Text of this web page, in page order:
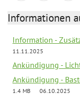
Informationen
Information -
11.11.2025
Ankündigung -
Ankündigung -
1.4 MB
06.10.2025